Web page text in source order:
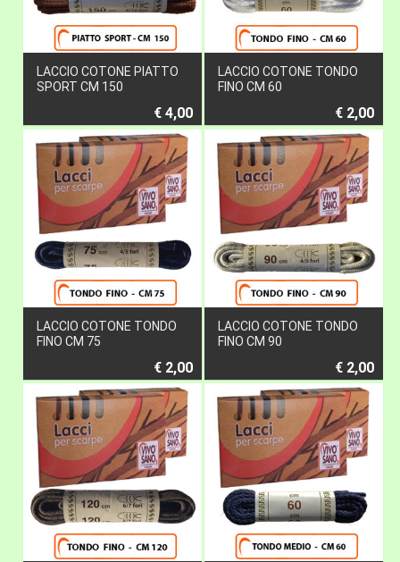
LACCIO COTONE PIATTO
SPORT CM 150
€ 4,00
LACCIO COTONE TONDO
FINO CM 60
€ 2,00
LACCIO COTONE TONDO
FINO CM 75
€ 2,00
LACCIO COTONE TONDO
FINO CM 90
€ 2,00